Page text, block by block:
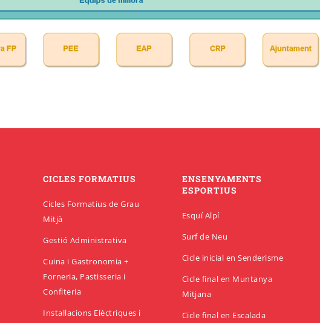
CICLES FORMATIUS
Cicles Formatius de Grau
Mitjà
Gestió Administrativa
Cuina i Gastronomia +
Forneria, Pastisseria i
Confiteria
Instal·lacions Elèctriques i
ENSENYAMENTS
ESPORTIUS
Esquí Alpí
Surf de Neu
Cicle inicial en Senderisme
Cicle final en Muntanya
Mitjana
Cicle final en Escalada